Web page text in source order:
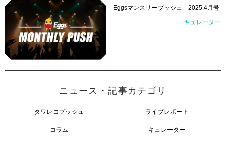
Eggsマンスリープッシュ 2025.4月号
キュレーター
ニュース・記事カテゴリ
タワレコプッシュ ライブレポート
コラム キュレーター